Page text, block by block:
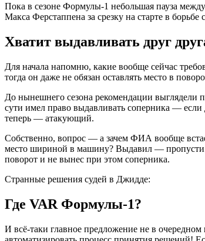
Пока в сезоне Формулы-1 небольшая пауза
Макса Ферстаппена за срезку на старте в
Хватит выдавливать друг
Для начала напомню, какие вообще сейчас
тогда он даже не обязан оставлять место в
До нынешнего сезона рекомендации выглядели
сути имел право выдавливать соперника — если
теперь — атакующий.
Собственно, вопрос — а зачем ФИА вообще
место шириной в машину? Выдавил —
поворот и не вынес при этом соперника.
Странные решения судей в Джидде:
Где VAR Формулы-1?
И всё-таки главное предложение не в